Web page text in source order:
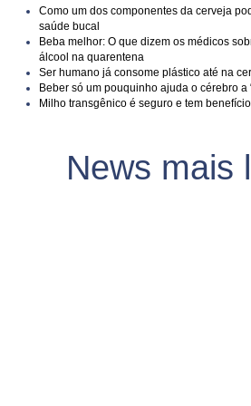
Como um dos componentes da cerveja
saúde bucal
Beba melhor: O que dizem os médicos
álcool na quarentena
Ser humano já consome plástico até na
Beber só um pouquinho ajuda o cérebro a
Milho transgênico é seguro e tem
News mais